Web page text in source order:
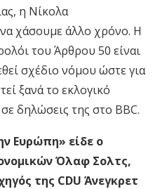
η Νίκολα
χάσουμε άλλο χρόνο. Η
του Άρθρου 50 είναι
σχέδιο νόμου ώστε για
ξανά το εκλογικό
δηλώσεις της στο BBC.
Ευρώπη» είδε ο
Όλαφ Σολτς,
της CDU Άνεγκρετ